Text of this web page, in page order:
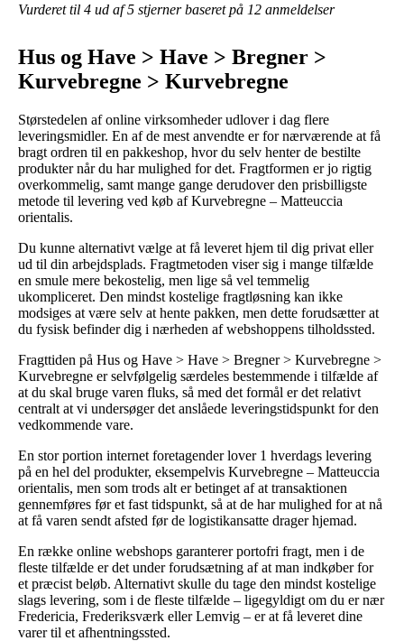
Vurderet til 4 ud af 5 stjerner baseret på 12 anmeldelser
Hus og Have > Have > Bregner >
Kurvebregne > Kurvebregne
Størstedelen af online virksomheder udlover i dag flere
leveringsmidler. En af de mest anvendte er for nærværende at få
bragt ordren til en pakkeshop, hvor du selv henter de bestilte
produkter når du har mulighed for det. Fragtformen er jo rigtig
overkommelig, samt mange gange derudover den prisbilligste
metode til levering ved køb af Kurvebregne – Matteuccia
orientalis.
Du kunne alternativt vælge at få leveret hjem til dig privat eller
ud til din arbejdsplads. Fragtmetoden viser sig i mange tilfælde
en smule mere bekostelig, men lige så vel temmelig
ukompliceret. Den mindst kostelige fragtløsning kan ikke
modsiges at være selv at hente pakken, men dette forudsætter at
du fysisk befinder dig i nærheden af webshoppens tilholdssted.
Fragttiden på Hus og Have > Have > Bregner > Kurvebregne >
Kurvebregne er selvfølgelig særdeles bestemmende i tilfælde af
at du skal bruge varen fluks, så med det formål er det relativt
centralt at vi undersøger det anslåede leveringstidspunkt for den
vedkommende vare.
En stor portion internet foretagender lover 1 hverdags levering
på en hel del produkter, eksempelvis Kurvebregne – Matteuccia
orientalis, men som trods alt er betinget af at transaktionen
gennemføres før et fast tidspunkt, så at de har mulighed for at nå
at få varen sendt afsted før de logistikansatte drager hjemad.
En række online webshops garanterer portofri fragt, men i de
fleste tilfælde er det under forudsætning af at man indkøber for
et præcist beløb. Alternativt skulle du tage den mindst kostelige
slags levering, som i de fleste tilfælde – ligegyldigt om du er nær
Fredericia, Frederiksværk eller Lemvig – er at få leveret dine
varer til et afhentningssted.